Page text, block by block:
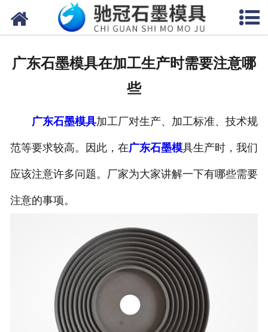
网站首页
联系我们
广东石墨模具在加工生产时需要注意哪
些
广东石墨模具加工厂对生产、加工标准、技术规
范等要求较高。因此，在广东石墨模具生产时，我们
应该注意许多问题。厂家为大家讲解一下有哪些需要
注意的事项。